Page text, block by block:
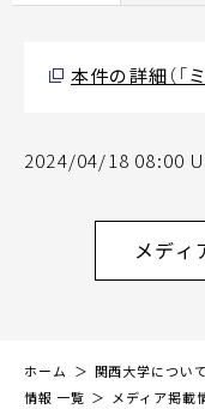
本件の詳細（「
2024/04/18 08:00
メディ
ホーム 関西大学について
情報 一覧
メディア掲載